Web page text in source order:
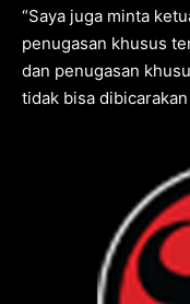
“Saya juga minta
penugasan khusus
dan penugasan
tidak bisa